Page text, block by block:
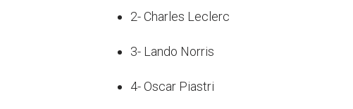
2- Charles Leclerc
3- Lando Norris
4- Oscar Piastri